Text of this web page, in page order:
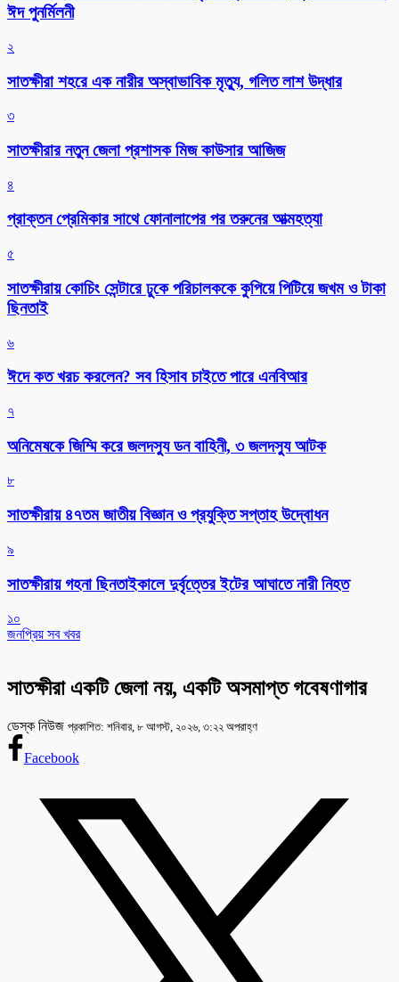
ঈদ পুনর্মিলনী
২
সাতক্ষীরা শহরে এক নারীর অস্বাভাবিক মৃত্যু, গলিত লাশ উদ্ধার
৩
সাতক্ষীরার নতুন জেলা প্রশাসক মিজ কাউসার আজিজ
৪
প্রাক্তন প্রেমিকার সাথে ফোনালাপের পর তরুনের আত্মহত্যা
৫
সাতক্ষীরায় কোচিং সেন্টারে ঢুকে পরিচালককে কুপিয়ে পিটিয়ে জখম ও টাকা
ছিনতাই
৬
ঈদে কত খরচ করলেন? সব হিসাব চাইতে পারে এনবিআর
৭
অনিমেষকে জিম্মি করে জলদস্যু ডন বাহিনী, ৩ জলদস্যু আটক
৮
সাতক্ষীরায় ৪৭তম জাতীয় বিজ্ঞান ও প্রযুক্তি সপ্তাহ উদ্বোধন
৯
সাতক্ষীরায় গহনা ছিনতাইকালে দুর্বৃত্তের ইটের আঘাতে নারী নিহত
১০
জনপ্রিয় সব খবর
সাতক্ষীরা একটি জেলা নয়, একটি অসমাপ্ত গবেষণাগার
ডেস্ক নিউজ প্রকাশিত: শনিবার, ৮ আগস্ট, ২০২৬, ৩:২২ অপরাহ্ণ
Facebook